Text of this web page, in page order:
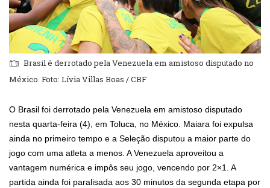
Brasil é derrotado pela Venezuela em amistoso disputado no
México. Foto: Lívia Villas Boas / CBF
O Brasil foi derrotado pela Venezuela em amistoso disputado
nesta quarta-feira (4), em Toluca, no México. Maiara foi expulsa
ainda no primeiro tempo e a Seleção disputou a maior parte do
jogo com uma atleta a menos. A Venezuela aproveitou a
vantagem numérica e impôs seu jogo, vencendo por 2×1. A
partida ainda foi paralisada aos 30 minutos da segunda etapa por